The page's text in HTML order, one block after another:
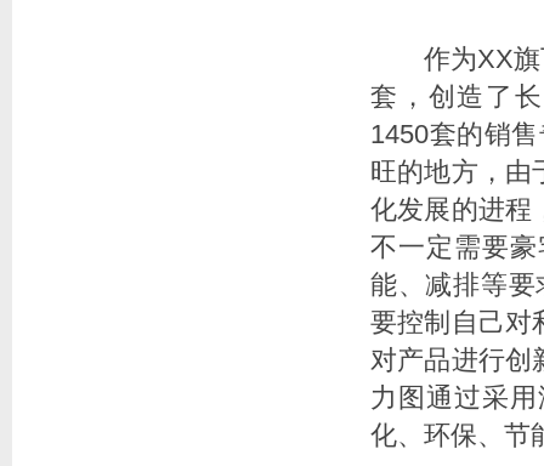
作为XX旗下
套，创造了
1450套的销
旺的地方，由
化发展的进程
不一定需要
能、减排等要
要控制自己对
对产品进行创
力图通过采
化、环保、节